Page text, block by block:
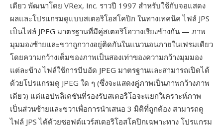
เดียว พัฒนาโดย VRex, Inc. ราวปี 1997 สำหรับใช้กับจอแสดง
ผลและโปรแกรมดูแบบสเตอริโอสโคปิก ในทางเทคนิค ไฟล์ JPS
เป็นไฟล์ JPEG มาตรฐานที่มีคู่สเตอริโอวางเรียงข้างกัน — ภาพ
มุมมองซ้ายและขวาถูกวางอยู่ติดกันในแนวนอนภายในเฟรมเดียว
โดยความกว้างเต็มของภาพเป็นสองเท่าของความกว้างมุมมอง
แต่ละข้าง ไฟล์ใช้การบีบอัด JPEG มาตรฐานและสามารถเปิดได้
ด้วยโปรแกรมดู JPEG ใด ๆ (ซึ่งจะแสดงคู่ภาพเป็นภาพกว้างภาพ
เดียว) แต่แอปพลิเคชันที่รองรับสเตอริโอจะแยกวิเคราะห์ภาพ
เป็นส่วนซ้ายและขวาเพื่อการนำเสนอ 3 มิติที่ถูกต้อง สามารถดู
ไฟล์ JPS ได้ด้วยซอฟต์แวร์สเตอริโอสโคปิกเฉพาะทาง โปรแกรม